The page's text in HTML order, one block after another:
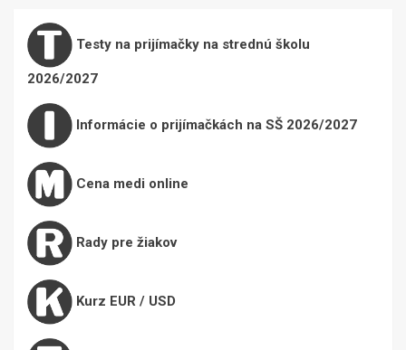
Testy na prijímačky na strednú školu
2026/2027
Informácie o prijímačkách na SŠ 2026/2027
Cena medi online
Rady pre žiakov
Kurz EUR / USD